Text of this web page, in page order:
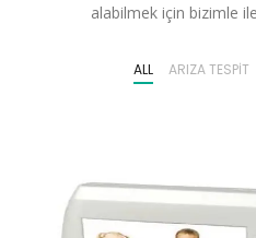
alabilmek için bizimle
ALL ARIZA TESPIT